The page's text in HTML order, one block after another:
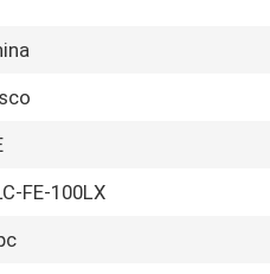
FE-100LX